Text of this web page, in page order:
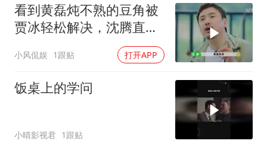
看到黄磊炖不熟的豆角被
贾冰轻松解决，沈腾直接
小风侃娱 1跟贴 打开APP
饭桌上的学问
小晴影视君 1跟贴